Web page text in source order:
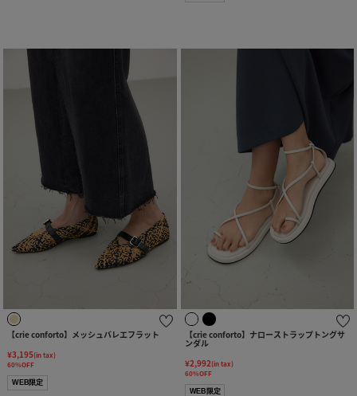
【crie conforto】メッシュバレエフラット
¥3,195(in tax)
60%OFF
WEB限定
【crie conforto】ナローストラップトングサ
ンダル
¥2,992(in tax)
60%OFF
WEB限定